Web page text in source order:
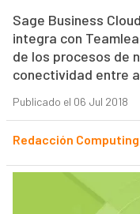
Sage Business
integra con
de los procesos de
conectividad entre
Publicado el 06 Jul 2018
Redacción Computing